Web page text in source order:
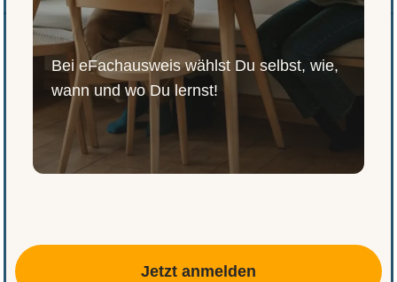
Bei eFachausweis wählst Du selbst, wie,
wann und wo Du lernst!
Jetzt anmelden